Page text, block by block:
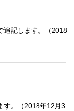
追記します。（2018
す。（2018年12月3